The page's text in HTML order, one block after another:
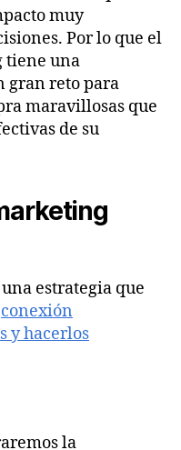
muy
Por lo que el
tiene una
gran reto para
maravillosas que
de su
estrategia que
conexión
y hacerlos
la